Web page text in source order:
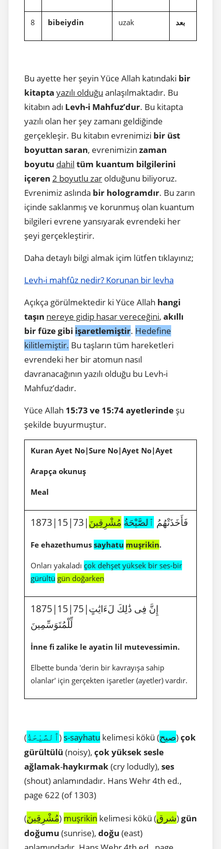
8 bibeiydin uzak بعد
Bu ayette her şeyin Yüce Allah katındaki bir
kitapta yazılı olduğu anlaşılmaktadır. Bu
kitabın adı Levh-i Mahfuz’dur. Bu kitapta
yazılı olan her şey zamanı geldiğinde
gerçekleşir. Bu kitabın evrenimizi bir üst
boyuttan saran, evrenimizin zaman
boyutu dahil tüm kuantum bilgilerini
içeren 2 boyutlu zar olduğunu biliyoruz.
Evrenimiz aslında bir hologramdır. Bu zarın
içinde saklanmış ve korunmuş olan kuantum
bilgileri evrene yansıyarak evrendeki her
şeyi gerçekleştirir.
Daha detaylı bilgi almak içim lütfen tıklayınız;
Levh-i mahfûz nedir? Korunan bir levha
Açıkça görülmektedir ki Yüce Allah hangi
taşın nereye gidip hasar vereceğini, akıllı
bir füze gibi işaretlemiştir. Hedefine
kilitlemiştir. Bu taşların tüm hareketleri
evrendeki her bir atomun nasıl
davranacağının yazılı olduğu bu Levh-i
Mahfuz’dadır.
Yüce Allah 15:73 ve 15:74 ayetlerinde şu
şekilde buyurmuştur.
Kuran Ayet No|Sure No|Ayet No|Ayet
Arapça okunuş
Meal
1873|15|73|فَأَخَذَتْهُمُ ٱلصَّيْحَةُ مُشْرِقِينَ
Fe ehazethumus sayhatu muşrikin.
Onları yakaladı çok dehşet yüksek bir ses-bir
gürültü gün doğarken
1875|15|75|إِنَّ فِى ذَٰلِكَ لَءَايَٰتٍ
لِّلْمُتَوَسِّمِينَ
İnne fi zalike le ayatin lil mutevessimin.
Elbette bunda 'derin bir kavrayışa sahip
olanlar' için gerçekten işaretler (ayetler) vardır.
(ٱلصَّيْحَةُ) s-sayhatu kelimesi kökü (صيح)çok
gürültülü (noisy), çok yüksek sesle
ağlamak-haykırmak(cry lodudly), ses
(shout) anlamındadır. Hans Wehr 4th ed.,
page 622 (of 1303)
(مُشْرِقِينَ) muşrikin kelimesi kökü (شرق)gün
doğumu (sunrise), doğu (east)